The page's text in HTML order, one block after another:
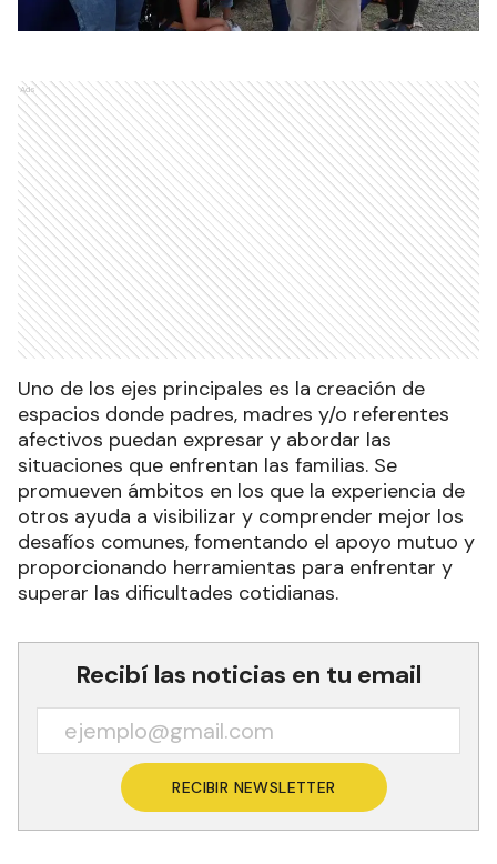
Ads
Uno de los ejes principales es la creación de
espacios donde padres, madres y/o referentes
afectivos puedan expresar y abordar las
situaciones que enfrentan las familias. Se
promueven ámbitos en los que la experiencia de
otros ayuda a visibilizar y comprender mejor los
desafíos comunes, fomentando el apoyo mutuo y
proporcionando herramientas para enfrentar y
superar las dificultades cotidianas.
Recibí las noticias en tu email
RECIBIR NEWSLETTER